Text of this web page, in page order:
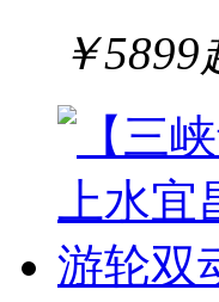
￥5899